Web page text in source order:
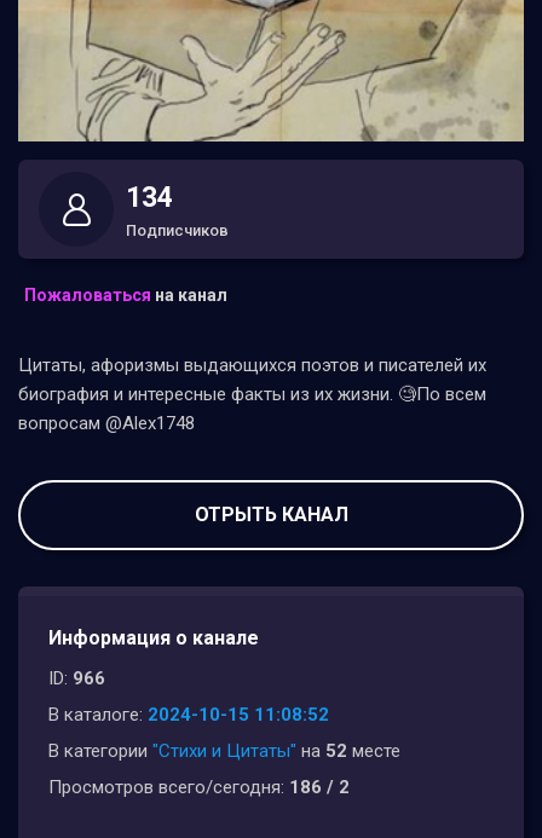
134
Подписчиков
Пожаловаться на канал
Цитаты, афоризмы выдающихся поэтов и писателей их
биография и интересные факты из их жизни. 🧐По всем
вопросам @Alex1748
ОТРЫТЬ КАНАЛ
Информация о канале
ID: 966
В каталоге: 2024-10-15 11:08:52
В категории "Стихи и Цитаты" на 52 месте
Просмотров всего/сегодня: 186 / 2